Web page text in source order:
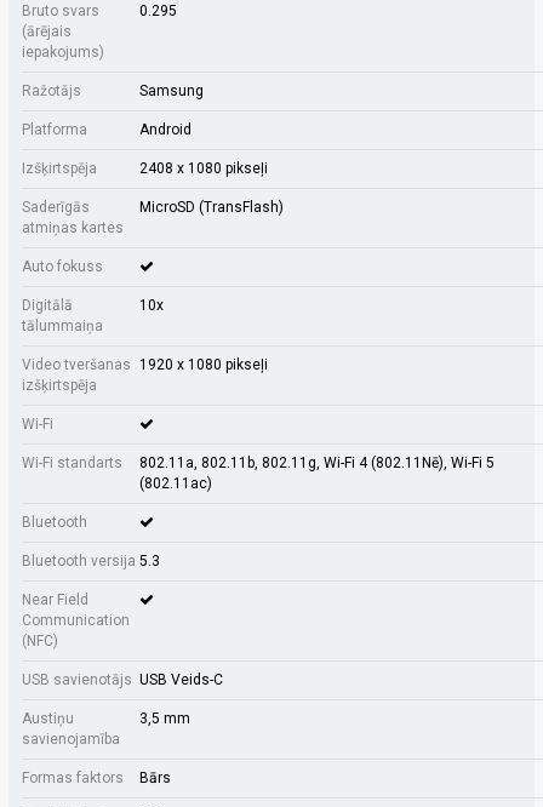
Bruto svars
(ārējais
iepakojums)
0.295
Ražotājs Samsung
Platforma Android
Izšķirtspēja 2408 x 1080 pikseļi
Saderīgās
atmiņas kartes
MicroSD (TransFlash)
Auto fokuss
Digitālā
tālummaiņa
10x
Video tveršanas
izšķirtspēja
1920 x 1080 pikseļi
Wi-Fi
Wi-Fi standarts
802.11a, 802.11b, 802.11g, Wi-Fi 4 (802.11Nē), Wi-Fi 5
(802.11ac)
Bluetooth
Bluetooth versija 5.3
Near Field
Communication
(NFC)
USB savienotājs USB Veids-C
Austiņu
savienojamība
3,5 mm
Formas faktors Bārs